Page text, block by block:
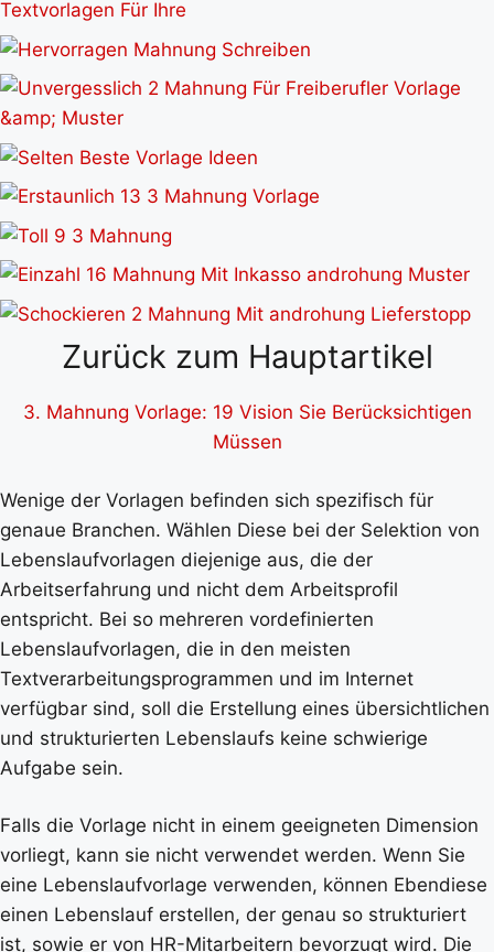
Zurück zum Hauptartikel
3. Mahnung Vorlage: 19 Vision Sie Berücksichtigen
Müssen
Wenige der Vorlagen befinden sich spezifisch für
genaue Branchen. Wählen Diese bei der Selektion von
Lebenslaufvorlagen diejenige aus, die der
Arbeitserfahrung und nicht dem Arbeitsprofil
entspricht. Bei so mehreren vordefinierten
Lebenslaufvorlagen, die in den meisten
Textverarbeitungsprogrammen und im Internet
verfügbar sind, soll die Erstellung eines übersichtlichen
und strukturierten Lebenslaufs keine schwierige
Aufgabe sein.
Falls die Vorlage nicht in einem geeigneten Dimension
vorliegt, kann sie nicht verwendet werden. Wenn Sie
eine Lebenslaufvorlage verwenden, können Ebendiese
einen Lebenslauf erstellen, der genau so strukturiert
ist, sowie er von HR-Mitarbeitern bevorzugt wird. Die